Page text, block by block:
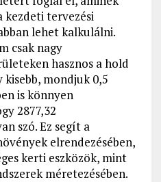
kezdeti tervezési
lehet kalkulálni.
csak nagy
hasznos a hold
kisebb, mondjuk 0,5
is könnyen
2877,32
szó. Ez segít a
elrendezésében,
kerti eszközök, mint
méretezésében.